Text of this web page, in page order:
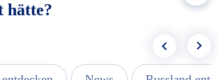
hätte?